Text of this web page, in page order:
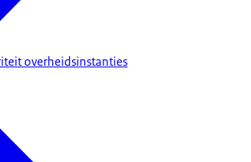
overheidsinstanties